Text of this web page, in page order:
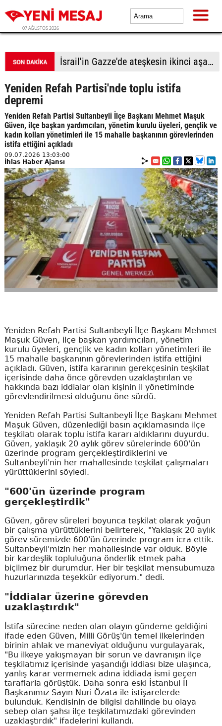
07 AĞUSTOS 2026
İsrail'in Gazze'de ateşkesin ikinci aşamasının uygulanmasına ilişkin yeni yol haritasını reddettiği bildirildi
Yeniden Refah Partisi'nde toplu istifa
depremi
Yeniden Refah Partisi Sultanbeyli İlçe Başkanı Mehmet Maşuk
Güven, ilçe başkan yardımcıları, yönetim kurulu üyeleri, gençlik ve
kadın kolları yönetimleri ile 15 mahalle başkanının görevlerinden
istifa ettiğini açıkladı
09.07.2026 13:03:00
İhlas Haber Ajansı
Yeniden Refah Partisi Sultanbeyli İlçe Başkanı Mehmet
Maşuk Güven, ilçe başkan yardımcıları, yönetim
kurulu üyeleri, gençlik ve kadın kolları yönetimleri ile
15 mahalle başkanının görevlerinden istifa ettiğini
açıkladı. Güven, istifa kararının gerekçesinin teşkilat
içerisinde daha önce görevden uzaklaştırılan ve
hakkında bazı iddialar olan kişinin il yönetiminde
görevlendirilmesi olduğunu öne sürdü.
Yeniden Refah Partisi Sultanbeyli İlçe Başkanı Mehmet
Maşuk Güven, düzenlediği basın açıklamasında ilçe
teşkilatı olarak toplu istifa kararı aldıklarını duyurdu.
Güven, yaklaşık 20 aylık görev sürelerinde 600'ün
üzerinde program gerçekleştirdiklerini ve
Sultanbeyli'nin her mahallesinde teşkilat çalışmaları
yürüttüklerini söyledi.
"600'ün üzerinde program
gerçekleştirdik"
Güven, görev süreleri boyunca teşkilat olarak yoğun
bir çalışma yürüttüklerini belirterek, "Yaklaşık 20 aylık
görev süremizde 600'ün üzerinde program icra ettik.
Sultanbeyli'mizin her mahallesinde var olduk. Böyle
bir kardeşlik topluluğuna önderlik etmek paha
biçilmez bir durumdur. Her bir teşkilat mensubumuza
huzurlarınızda teşekkür ediyorum." dedi.
"İddialar üzerine görevden
uzaklaştırdık"
İstifa sürecine neden olan olayın gündeme geldiğini
ifade eden Güven, Milli Görüş'ün temel ilkelerinden
birinin ahlak ve maneviyat olduğunu vurgulayarak,
"Bu ilkeye yakışmayan bir sorun ve davranışın ilçe
teşkilatımız içerisinde yaşandığı iddiası bize ulaşınca,
yanlış karar vermemek adına iddiada ismi geçen
taraflarla görüştük. Daha sonra eski İstanbul İl
Başkanımız Sayın Nuri Özata ile istişarelerde
bulunduk. Kendisinin de bilgisi dahilinde bu olaya
sebep olan şahsı ilçe teşkilatımızdaki görevinden
uzaklaştırdık" ifadelerini kullandı.